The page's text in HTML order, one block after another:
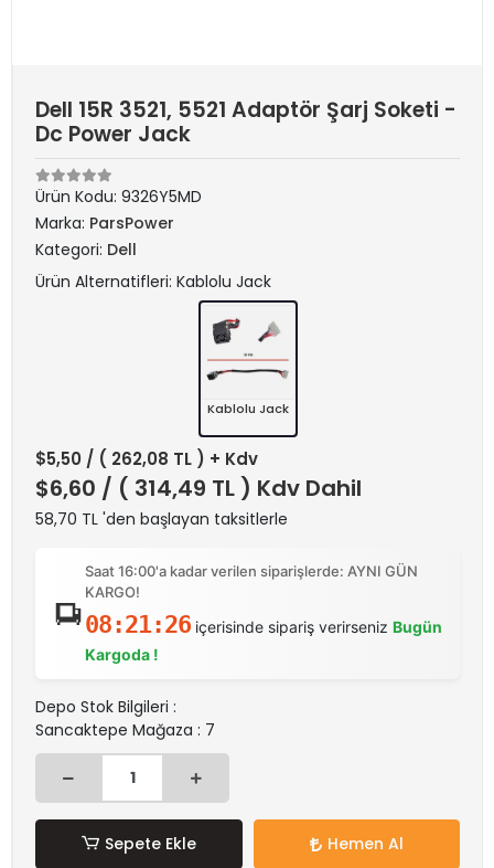
Dell 15R 3521, 5521 Adaptör Şarj Soketi -
Dc Power Jack
Ürün Kodu: 9326Y5MD
Marka: ParsPower
Kategori: Dell
Ürün Alternatifleri: Kablolu Jack
Kablolu Jack
$5,50 / ( 262,08 TL ) + Kdv
$6,60 / ( 314,49 TL ) Kdv Dahil
58,70 TL 'den başlayan taksitlerle
Saat 16:00'a kadar verilen siparişlerde: AYNI GÜN
KARGO!
08:21:26içerisinde sipariş verirseniz Bugün
Kargoda !
Depo Stok Bilgileri :
Sancaktepe Mağaza : 7
Sepete Ekle Hemen Al